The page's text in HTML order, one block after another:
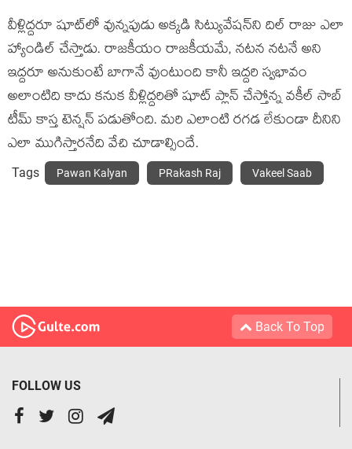
వీళ్లిద్దరూ షూట్‍లో వున్నపుడు అక్కడి సిట్యువేషన్‍ని దిల్‍ రాజు ఎలా
హ్యాండిల్‍ చేస్తాడు. రాజకీయం రాజకీయమే, నటన నటనే అని
ఇద్దరూ అనుకుంటే బాగానే వుంటుంది కానీ ఇద్దరి స్వభావం
అలాంటిది కాదు కనుక వీళ్లిద్దరితో షూట్‍ ప్లాన్‍ చేస్తోన్న వకీల్‍ సాబ్‍
టీమ్‍ కాస్త టెన్షన్‍ పడుతోంది. మరి ఎలాంటి రగడ లేకుండా దీనిని
ఎలా ముగిస్తారనేది వేచి చూడాల్సిందే.
Tags Pawan Kalyan PRakash Raj Vakeel Saab
Back To Top
FOLLOW US